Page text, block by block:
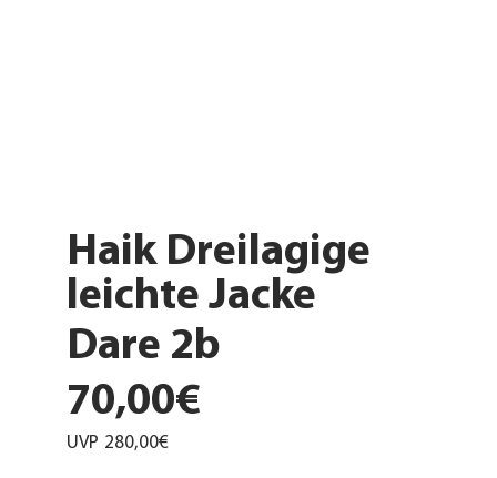
Haik Dreilagige
leichte Jacke
Dare 2b
70,00€
UVP 280,00€